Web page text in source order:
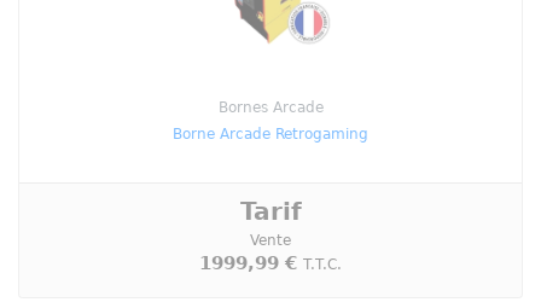
Bornes Arcade
Borne Arcade Retrogaming
Tarif
Vente
1999,99 € T.T.C.